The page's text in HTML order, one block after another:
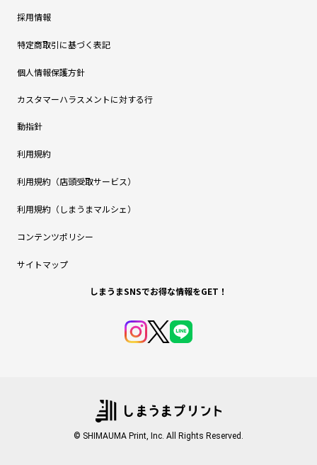
採用情報
特定商取引に基づく表記
個人情報保護方針
カスタマーハラスメントに対する行
動指針
利用規約
利用規約（店頭受取サービス）
利用規約（しまうまマルシェ）
コンテンツポリシー
サイトマップ
しまうまSNSでお得な情報をGET！
© SHIMAUMA Print, Inc. All Rights Reserved.